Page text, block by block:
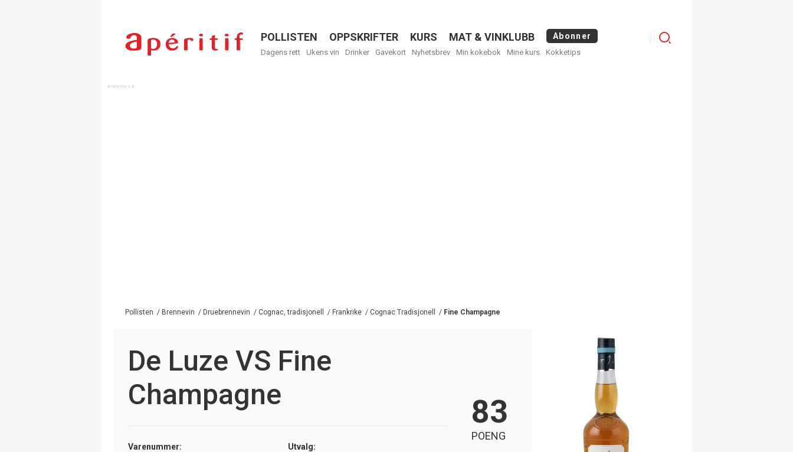
Menu
POLLISTEN OPPSKRIFTER KURS MAT & VINKLUBB Abonner
Dagens rett Ukens vin Drinker Gavekort Nyhetsbrev Min kokebok Mine kurs Kokketips
Menu
Pollisten / Brennevin / Druebrennevin / Cognac, tradisjonell / Frankrike / Cognac Tradisjonell / Fine Champagne
De Luze VS Fine
Champagne
Varenummer:
Utvalg:
83
POENG